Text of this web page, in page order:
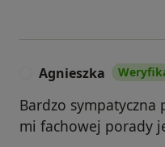
Agnieszka
Bardzo sympatyczna
mi fachowej porady